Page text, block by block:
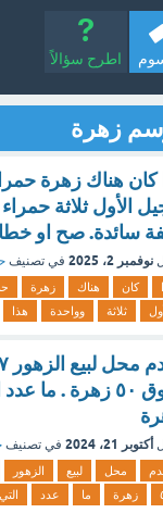
اطرح سؤالاً
زهرة
سائدة. صح او خطا
نوفمبر 2، 2025 في تصنيف
كان هناك زهرة
ثلاثة وواحدة هذا
أكتوبر 21، 2024 في تصنيف
محل لبيع الزهور
زهرة ما عدد التي